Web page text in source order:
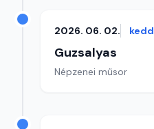
2026. 06. 02. kedd
Guzsalyas
Népzenei műsor